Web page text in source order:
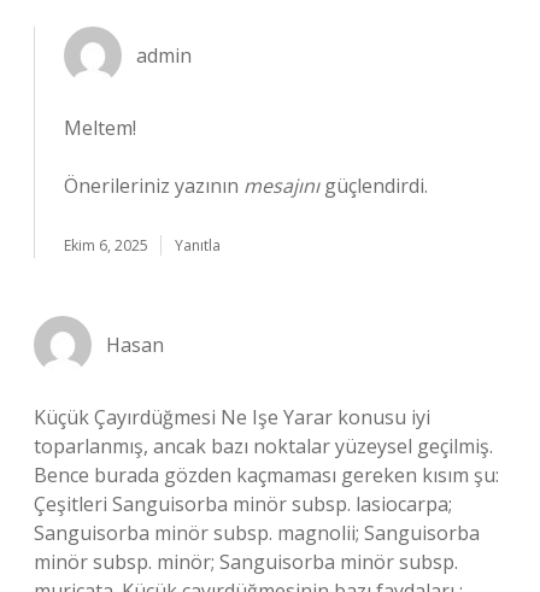
admin
Meltem!
Önerileriniz yazının mesajınıgüçlendirdi.
Ekim 6, 2025 Yanıtla
Hasan
Küçük Çayırdüğmesi Ne Işe Yarar konusu iyi
toparlanmış, ancak bazı noktalar yüzeysel geçilmiş.
Bence burada gözden kaçmaması gereken kısım şu:
Çeşitleri Sanguisorba minör subsp. lasiocarpa;
Sanguisorba minör subsp. magnolii; Sanguisorba
minör subsp. minör; Sanguisorba minör subsp.